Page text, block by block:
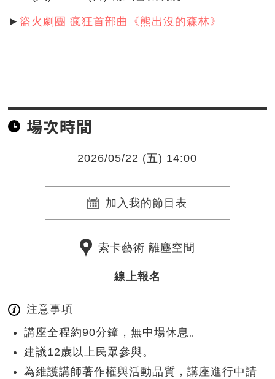
► 盜火劇團 瘋狂首部曲《熊出沒的森林》
場次時間
2026/05/22 (五) 14:00
加入我的節目表
索卡藝術 離塵空間
線上報名
注意事項
講座全程約90分鐘，無中場休息。
建議12歲以上民眾參與。
為維護講師著作權與活動品質，講座進行中請